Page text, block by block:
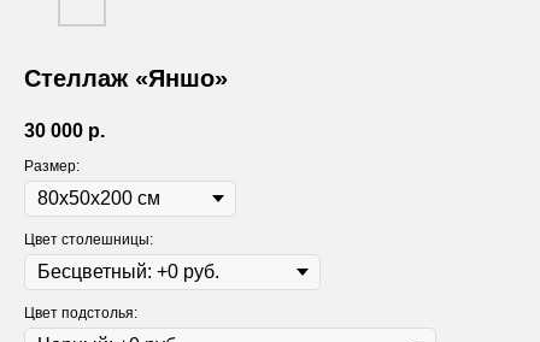
Стеллаж «Яншо»
30 000 р.
Размер:
Цвет столешницы:
Цвет подстолья: